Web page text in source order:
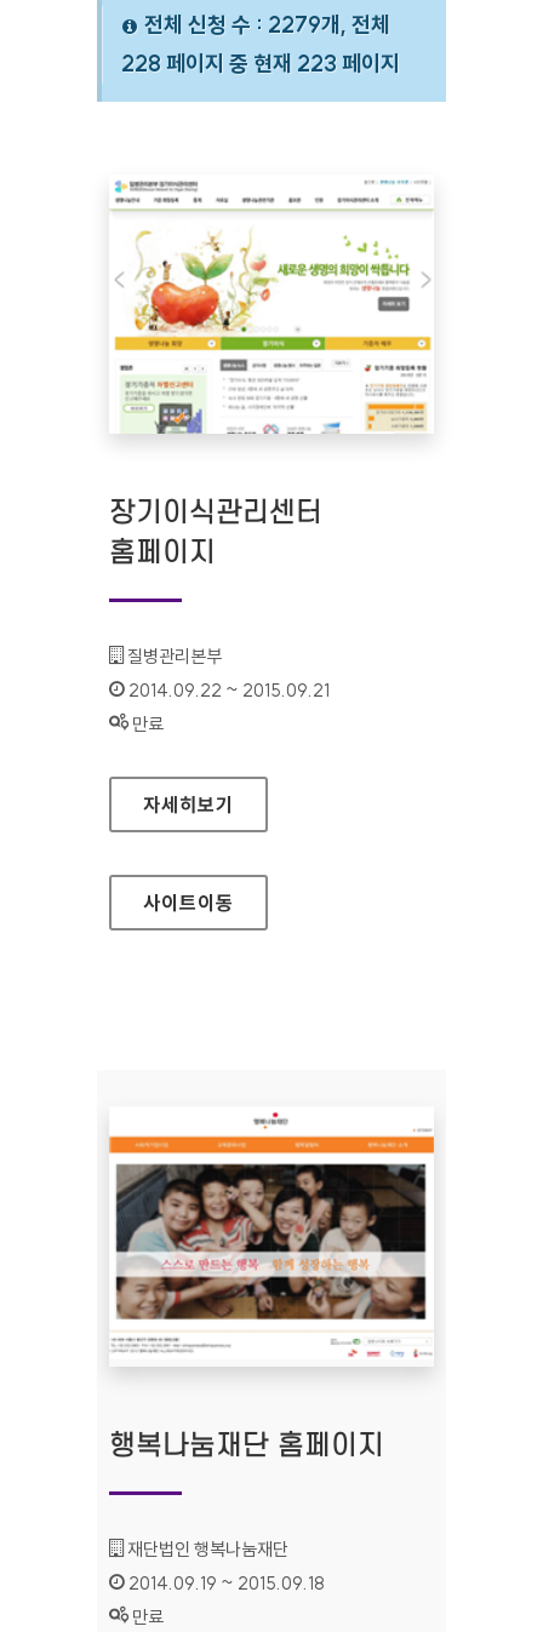
전체 신청 수 : 2279개, 전체
228 페이지 중 현재 223 페이지
장기이식관리센터
홈페이지
기관명 :
질병관리본부
인증기간 :
2014.09.22 ~ 2015.09.21
상태 :
만료
장기이식관리센터 홈페이지
자세히보기
사이트이동
행복나눔재단 홈페이지
기관명 :
재단법인 행복나눔재단
인증기간 :
2014.09.19 ~ 2015.09.18
상태 :
만료